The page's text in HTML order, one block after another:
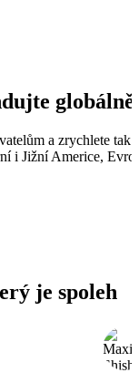
globálně
a zrychlete tak
i Jižní Americe,
je spoleh